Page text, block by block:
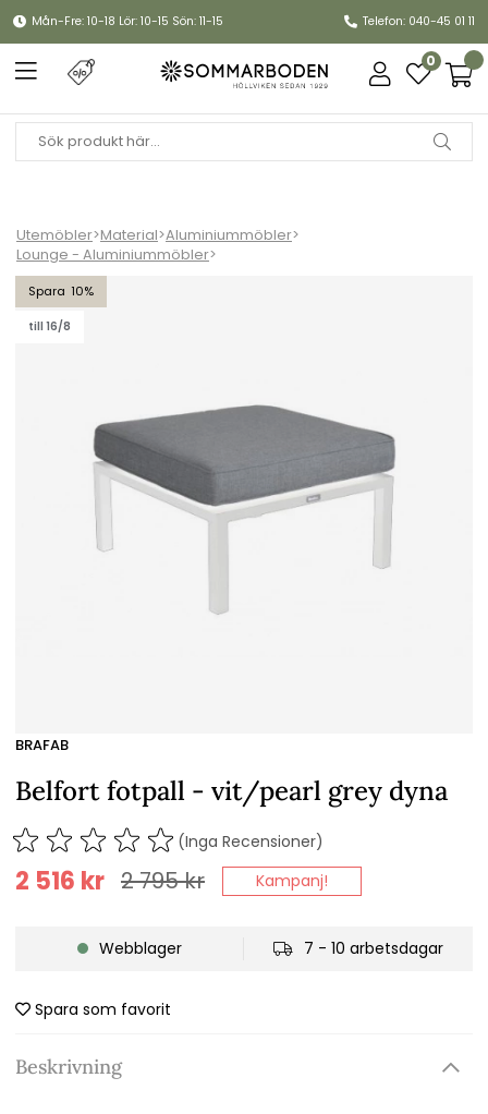
Mån-Fre: 10-18 Lör: 10-15 Sön: 11-15 Telefon: 040-45 01 11
0
Utemöbler>Material>Aluminiummöbler>
Lounge - Aluminiummöbler>
10
till 16/8
Belfort fotpall - vit/pearl grey dyna
BRAFAB
Belfort fotpall - vit/pearl grey dyna
(Inga Recensioner)
2 795kr
2 516 kr Kampanj!
Webblager 7 - 10 arbetsdagar
Spara som favorit
Beskrivning